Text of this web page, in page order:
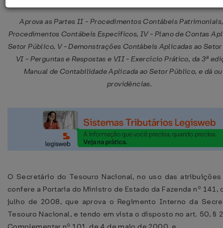
Aprova as Partes II - Procedimentos Contábeis
Procedimentos Contábeis Específicos, IV - Plano de Contas
Setor Público, V - Demonstrações Contábeis Aplicadas ao
VI - Perguntas e Respostas e VII - Exercício Prático, da 3ª
Manual de Contabilidade Aplicada ao Setor Público, e dá
providências.
O Secretário do Tesouro Nacional, no uso das
confere a Portaria do Ministro de Estado da Fazenda nº 141,
julho de 2008, que aprova o Regimento Interno da
Tesouro Nacional, e tendo em vista o disposto no art. 50, §